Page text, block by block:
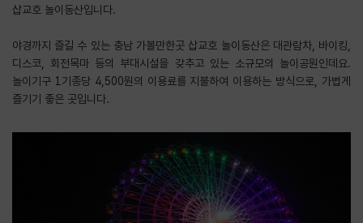
삽교호 놀이동산입니다.
​야경까지 즐길 수 있는 충남 가볼만한곳 삽교호 놀이동산은 대관람차, 바이킹,
디스코, 회전목마 등의 부대시설을 갖추고 있는 소규모의 놀이공원인데요.
놀이기구 1기종당 4,500원의 이용료를 지불하여 이용하는 방식으로, 가볍게
즐기기 좋은 곳입니다.